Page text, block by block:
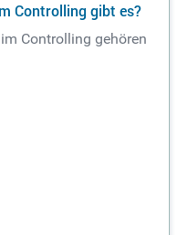
Controlling gibt es?
Controlling gehören